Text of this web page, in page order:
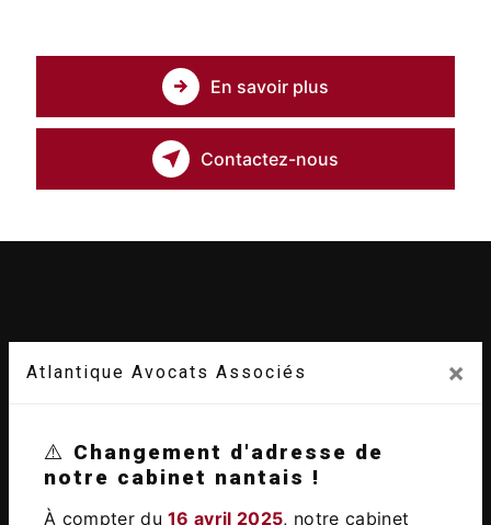
Atlantique Avocats Associés ×
⚠️ Changement d'adresse de
notre cabinet nantais !
À compter du16 avril 2025, notre cabinet
En savoir plus
Contactez-nous
Adresse
13 Rue de Candé, 44800 Saint-